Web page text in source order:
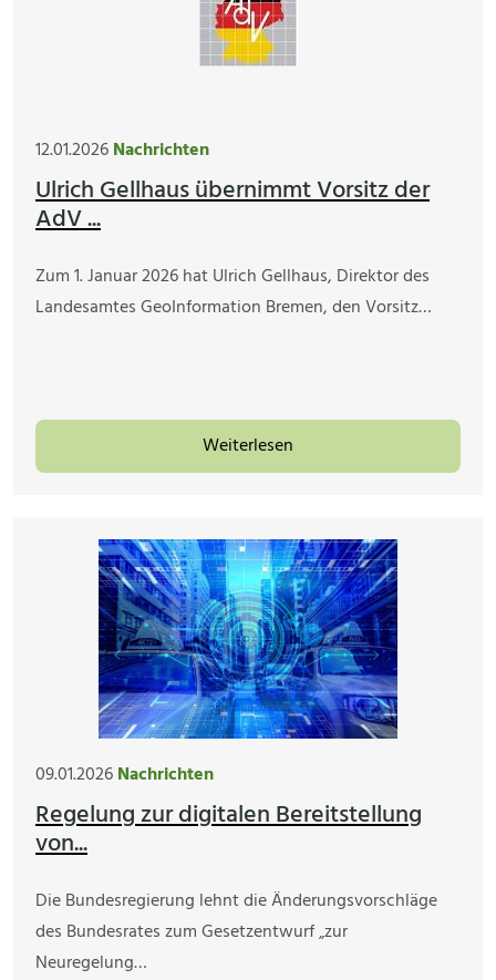
12.01.2026Nachrichten
Ulrich Gellhaus übernimmt Vorsitz der
AdV ...
Zum 1. Januar 2026 hat Ulrich Gellhaus, Direktor des
Landesamtes GeoInformation Bremen, den Vorsitz…
Weiterlesen
09.01.2026Nachrichten
Regelung zur digitalen Bereitstellung
von...
Die Bundesregierung lehnt die Änderungsvorschläge
des Bundesrates zum Gesetzentwurf „zur
Neuregelung…